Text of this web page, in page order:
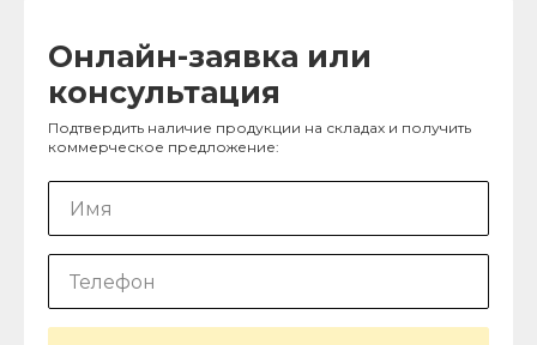
Онлайн-заявка или
консультация
Подтвердить наличие продукции на складах и получить
коммерческое предложение: